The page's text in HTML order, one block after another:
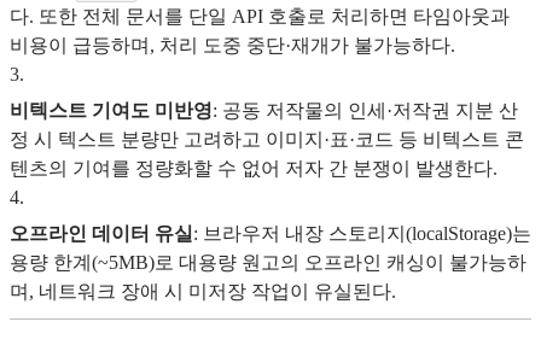
다. 또한 전체 문서를 단일 API 호출로 처리하면 타임아웃과
비용이 급등하며, 처리 도중 중단·재개가 불가능하다.
3.
비텍스트 기여도 미반영: 공동 저작물의 인세·저작권 지분 산
정 시 텍스트 분량만 고려하고 이미지·표·코드 등 비텍스트 콘
텐츠의 기여를 정량화할 수 없어 저자 간 분쟁이 발생한다.
4.
오프라인 데이터 유실 : 브라우저 내장 스토리지(localStorage)는
용량 한계(~5MB)로 대용량 원고의 오프라인 캐싱이 불가능하
며, 네트워크 장애 시 미저장 작업이 유실된다.